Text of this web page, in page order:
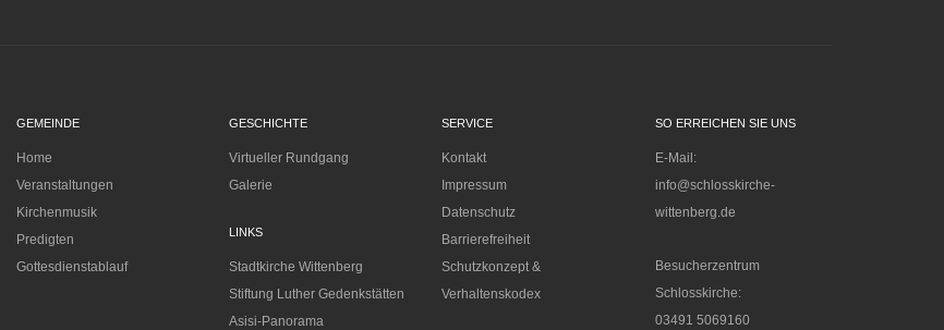
GEMEINDE
Home
Veranstaltungen
Kirchenmusik
Predigten
Gottesdienstablauf
GESCHICHTE
Virtueller Rundgang
Galerie
LINKS
Stadtkirche Wittenberg
Stiftung Luther Gedenkstätten
Asisi-Panorama
SERVICE
Kontakt
Impressum
Datenschutz
Barrierefreiheit
Schutzkonzept &
Verhaltenskodex
SO ERREICHEN SIE UNS
E-Mail:
info@schlosskirche-
wittenberg.de
Besucherzentrum
Schlosskirche:
03491 5069160